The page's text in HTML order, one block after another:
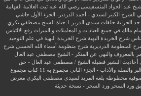
عبد الجواد المنسفيسى رضي الله عنه ثبت العلامة الفهامة
الكبير لسيدي - أحمد الدردير- الجزء الأول حاشي
حد الحرابة حلقات سيدى الدرير 1
حياة الشيخ مصطفي بكري -
مالك في جميع العبادات و المعاملات و الميراث رفع الالتباس
شرح الخريدة البهية شرح الخريدة البهية في علم التوحيد
المنظومة الدرديرية شرح منظومة أسماء الله الحسنى شرح
بالمعروف والنهي عن المنكر - الشيخ مصطفي عبد العال
أحاديث البشير فضيلة الشيخ / مصطفى عبد العال - حق
والصلة والآداب - الجزء الثاني مجموع به 11 كتاب
مجموع
مخطوطة بلغة المريد لسيدي مصطفي البكري معرض
ورد السحر ورد السحر - نسخة حديثة